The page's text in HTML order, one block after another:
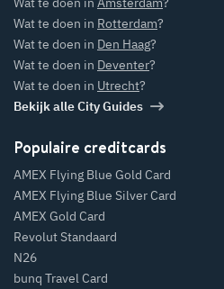
Wat te doen in Rotterdam?
Wat te doen in Den Haag?
Wat te doen in Deventer?
Wat te doen in Utrecht?
Bekijk alle City Guides
Populaire creditcards
AMEX Flying Blue Gold Card
AMEX Flying Blue Silver Card
AMEX Gold Card
Revolut Standaard
N26
bunq Travel Card